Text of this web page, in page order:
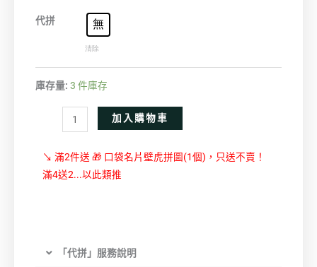
代拼 無
清除
庫存量: 3 件庫存
數
加入購物車
↘ 滿2件送 🎁 口袋名片壁虎拼圖(1個)，只送不賣！
滿4送2...以此類推
「代拼」服務說明